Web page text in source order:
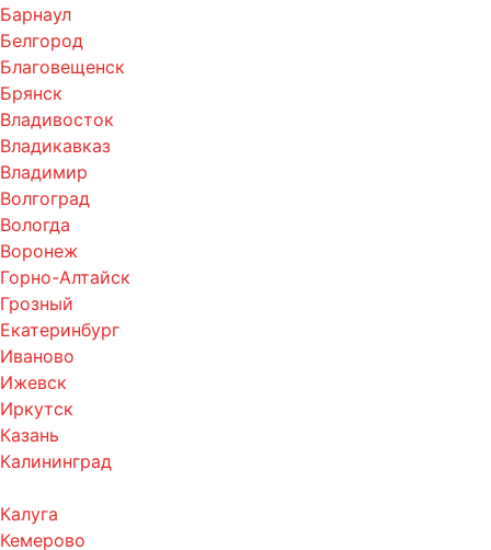
Барнаул
Белгород
Благовещенск
Брянск
Владивосток
Владикавказ
Владимир
Волгоград
Вологда
Воронеж
Горно-Алтайск
Грозный
Екатеринбург
Иваново
Ижевск
Иркутск
Казань
Калининград
Калуга
Кемерово